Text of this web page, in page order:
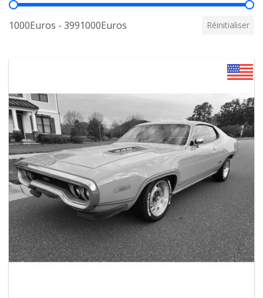
Prix
1000Euros - 3991000Euros Réinitialiser